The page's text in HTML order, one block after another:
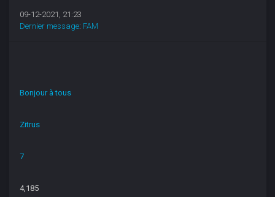
09-12-2021, 21:23
Dernier message: FAM
Bonjour à tous
Zitrus
7
4,185